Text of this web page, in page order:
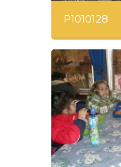
P1010128